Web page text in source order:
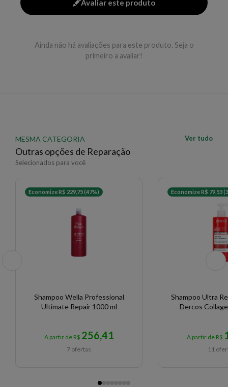
Aplique nos cabelos molhados, massageie até formar
EAN: 3474636974191 - 162
Avaliar este produto
Ainda não há avaliações para este produto. Seja o
primeiro a avaliar!
MESMA CATEGORIA
Outras opções de Reparação
Selecionados para você
Ver tudo
Economize R$ 229,75 (47%)
Shampoo Wella Professional
Ultimate Repair 1000 ml
A partir de R$ 256,41
7 ofertas
Economize R$ 79,53
Shampoo Ultra
Dercos
A partir de R$
11